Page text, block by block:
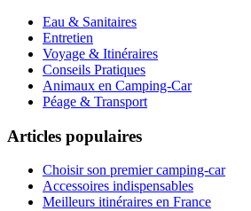
Eau & Sanitaires
Entretien
Voyage & Itinéraires
Conseils Pratiques
Animaux en Camping-Car
Péage & Transport
Articles populaires
Choisir son premier camping-car
Accessoires indispensables
Meilleurs itinéraires en France